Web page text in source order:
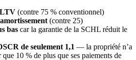
LTV (contre 75 % conventionnel)
(contre 25)
bas car la garantie de la SCHL réduit le
de seulement 1,1 — la propriété n’a
10 % de plus que ses paiements de